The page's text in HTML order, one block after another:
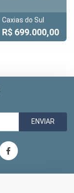
Caxias do Sul
R$ 699.000,00
ENVIAR